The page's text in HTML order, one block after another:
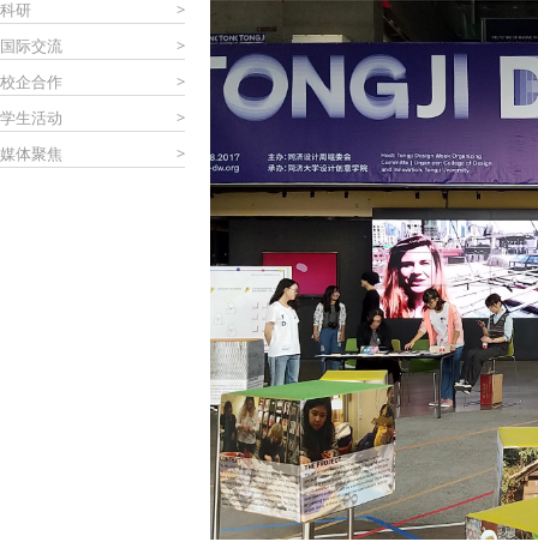
科研
>
国际交流
>
校企合作
>
学生活动
>
媒体聚焦
>